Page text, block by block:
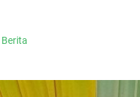
Berita